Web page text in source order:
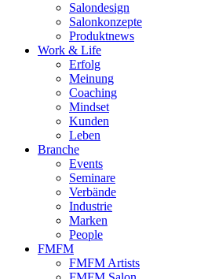
Salondesign
Salonkonzepte
Produktnews
Work & Life
Erfolg
Meinung
Coaching
Mindset
Kunden
Leben
Branche
Events
Seminare
Verbände
Industrie
Marken
People
FMFM
FMFM Artists